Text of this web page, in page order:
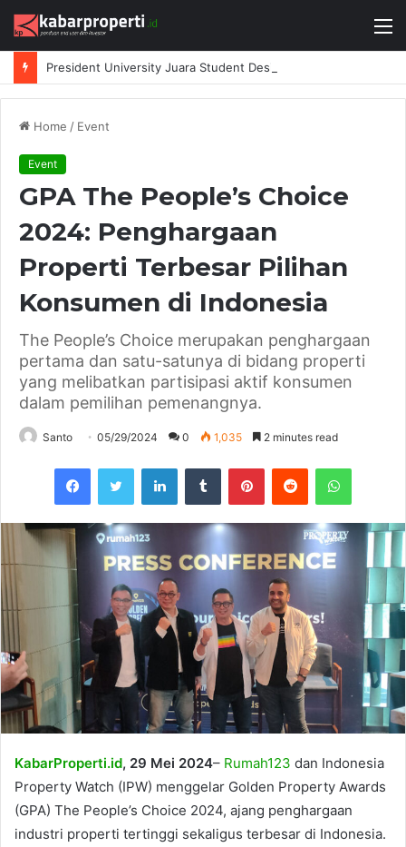
Home / Event
Event
GPA The People’s Choice
2024: Penghargaan
Properti Terbesar Pilihan
Konsumen di Indonesia
The People’s Choice merupakan penghargaan
pertama dan satu-satunya di bidang properti
yang melibatkan partisipasi aktif konsumen
dalam pemilihan pemenangnya.
Santo 05/29/2024 0 1,035 2 minutes read
FacebookTwitter LinkedInTumblr PinterestReddit
KabarProperti.id, 29 Mei 2024– Rumah123 dan Indonesia
Property Watch (IPW) menggelar Golden Property Awards
(GPA) The People’s Choice 2024, ajang penghargaan
industri properti tertinggi sekaligus terbesar di Indonesia.